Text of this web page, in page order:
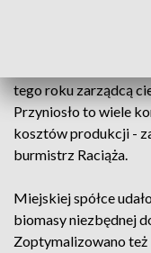
tego roku zarządcą
Przyniosło to wiele
kosztów produkcji -
burmistrz Raciąża.
Miejskiej spółce
biomasy niezbędnej
Zoptymalizowano